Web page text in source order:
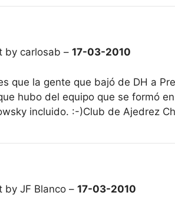
by carlosab – 17-03-2010
que la gente que bajó de DH a
hubo del equipo que se formó
incluido. :-)Club de Ajedrez
by JF Blanco – 17-03-2010